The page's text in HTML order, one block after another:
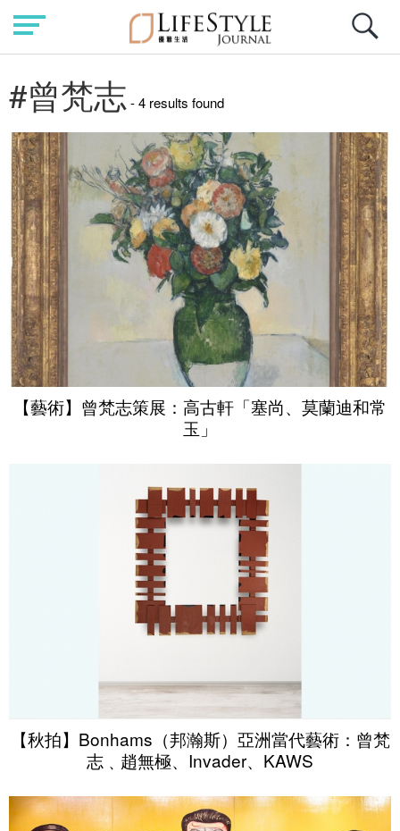
#曾梵志 - 4 results found
【藝術】曾梵志策展：高古軒「塞尚、莫蘭迪和常
玉」
【秋拍】Bonhams（邦瀚斯）亞洲當代藝術：曾梵
志﹑趙無極、Invader、KAWS